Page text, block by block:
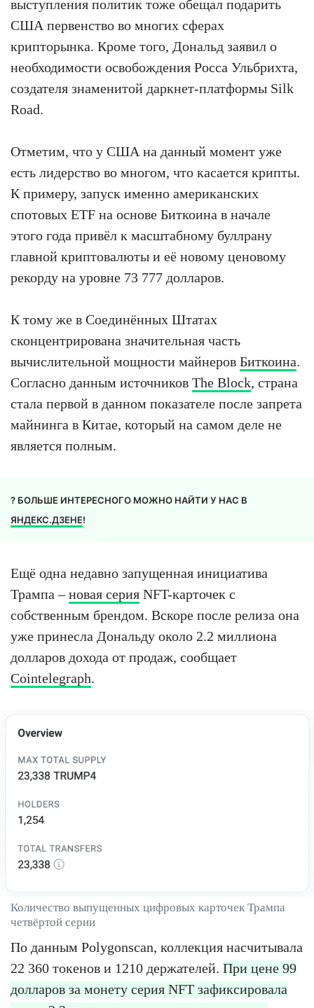
выступления политик тоже обещал подарить
США первенство во многих сферах
крипторынка. Кроме того, Дональд заявил о
необходимости освобождения Росса Ульбрихта,
создателя знаменитой даркнет-платформы Silk
Road.
Отметим, что у США на данный момент уже
есть лидерство во многом, что касается крипты.
К примеру, запуск именно американских
спотовых ETF на основе Биткоина в начале
этого года привёл к масштабному буллрану
главной криптовалюты и её новому ценовому
рекорду на уровне 73 777 долларов.
К тому же в Соединённых Штатах
сконцентрирована значительная часть
вычислительной мощности майнеров Биткоина.
Согласно данным источников The Block, страна
стала первой в данном показателе после запрета
майнинга в Китае, который на самом деле не
является полным.
? БОЛЬШЕ ИНТЕРЕСНОГО МОЖНО НАЙТИ У НАС В
ЯНДЕКС.ДЗЕНЕ!
Ещё одна недавно запущенная инициатива
Трампа –новая серия NFT-карточек с
собственным брендом. Вскоре после релиза она
уже принесла Дональду около 2.2 миллиона
долларов дохода от продаж, сообщает
Cointelegraph.
Количество выпущенных цифровых карточек Трампа
четвёртой серии
По данным Polygonscan, коллекция насчитывала
22 360 токенов и 1210 держателей. При цене 99
долларов за монету серия NFT зафиксировала